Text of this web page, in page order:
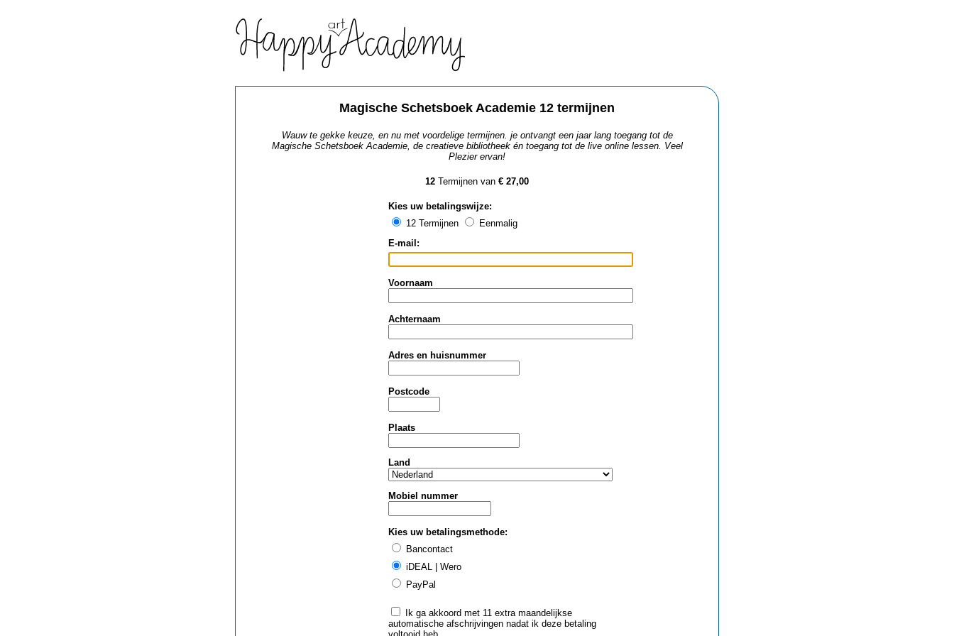
Magische Schetsboek Academie 12 termijnen
Wauw te gekke keuze, en nu met voordelige termijnen. je ontvangt een jaar lang toegang tot de
Magische Schetsboek Academie, de creatieve bibliotheek én toegang tot de live online lessen. Veel
Plezier ervan!
12 Termijnen van € 27,00
Kies uw betalingswijze:
12 Termijnen
Eenmalig
E-mail :
Voornaam
Achternaam
Adres en huisnummer
Postcode
Plaats
Land
Mobiel nummer
Kies uw betalingsmethode:
Bancontact
iDEAL | Wero
PayPal
Ik ga akkoord met 11 extra maandelijkse
automatische afschrijvingen nadat ik deze betaling